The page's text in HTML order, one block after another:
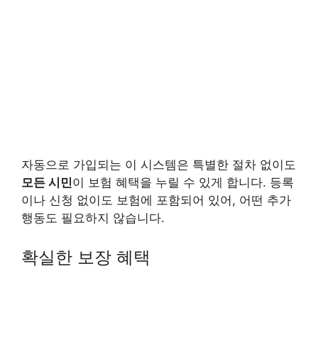
자동으로 가입되는 이 시스템은 특별한 절차 없이도
모든 시민이 보험 혜택을 누릴 수 있게 합니다. 등록
이나 신청 없이도 보험에 포함되어 있어, 어떤 추가
행동도 필요하지 않습니다.
확실한 보장 혜택